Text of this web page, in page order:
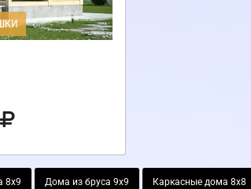
8х9 Дома из бруса 9х9 Каркасные дома 8х8